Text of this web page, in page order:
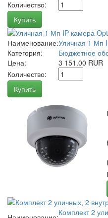
Количество:
Купить
Наименование:Уличная 1 Мп
Категория:
Бюджетное
Цена:
3 151.00 RUR
Количество:
Купить
Комплект 2